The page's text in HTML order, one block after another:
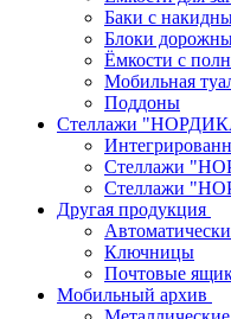
Баки с
Блоки
Ёмкости с
Мобильная
Поддоны
Стеллажи
Стеллажи
Стеллажи
Другая продукция
Ключницы
Почтовые
Мобильный архив